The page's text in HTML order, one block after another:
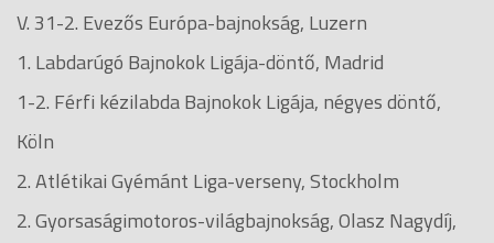
V. 31-2. Evezős Európa-bajnokság, Luzern
1. Labdarúgó Bajnokok Ligája-döntő, Madrid
1-2. Férfi kézilabda Bajnokok Ligája, négyes döntő,
Köln
2. Atlétikai Gyémánt Liga-verseny, Stockholm
2. Gyorsaságimotoros-világbajnokság, Olasz Nagydíj,